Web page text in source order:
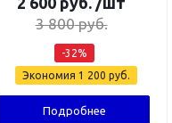
3 800руб.
-32%
Экономия 1 200 руб.
Подробнее